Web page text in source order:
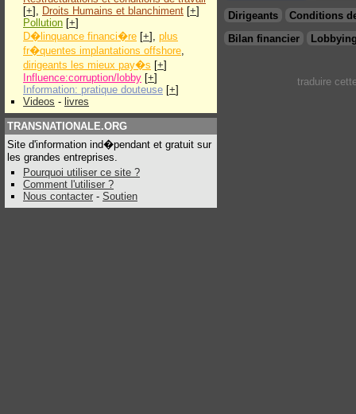
[+], Droits Humains et blanchiment [+]
Pollution [+]
D�linquance financi�re [+], plus
fr�quentes implantations offshore,
dirigeants les mieux pay�s [+]
Influence:corruption/lobby [+]
Information: pratique douteuse [+]
Videos - livres
TRANSNATIONALE.ORG
Site d'information ind�pendant et gratuit sur
les grandes entreprises.
Pourquoi utiliser ce site ?
Comment l'utiliser ?
Nous contacter - Soutien
Dirigeants
Conditions
Bilan financier
traduire